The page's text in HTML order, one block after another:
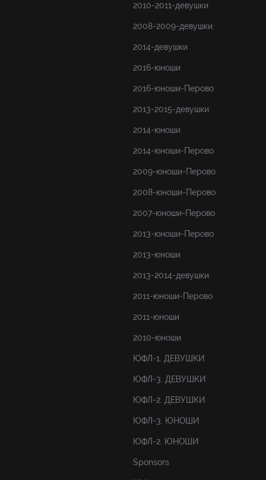
2010-2011-девушки
2008-2009-девушки
2014-девушки
2016-юноши
2016-юноши-Перово
2013-2015-девушки
2014-юноши
2014-юноши-Перово
2009-юноши-Перово
2008-юноши-Перово
2007-юноши-Перово
2013-юноши-Перово
2013-юноши
2013-2014-девушки
2011-юноши-Перово
2011-юноши
2010-юноши
ЮФЛ-1. ДЕВУШКИ
ЮФЛ-3. ДЕВУШКИ
ЮФЛ-2. ДЕВУШКИ
ЮФЛ-3. ЮНОШИ
ЮФЛ-2. ЮНОШИ
Sponsors